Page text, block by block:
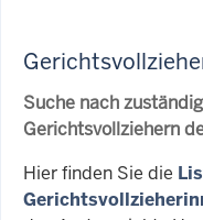
Suche nach
Gerichtsvollziehern
Hier finden Sie die